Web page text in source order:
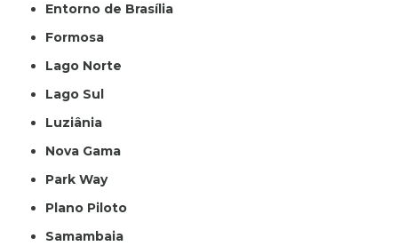
Entorno de Brasília
Formosa
Lago Norte
Lago Sul
Luziânia
Nova Gama
Park Way
Plano Piloto
Samambaia